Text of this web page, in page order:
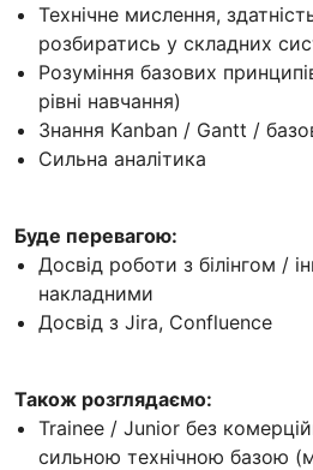
Технічне мислення,
розбиратись у складних
Розуміння базових
рівні навчання)
Знання Kanban / Gantt /
Сильна аналітика
Буде перевагою:
Досвід роботи з білінгом /
накладними
Досвід з Jira, Confluence
Також розглядаємо:
Trainee / Junior без
сильною технічною базою